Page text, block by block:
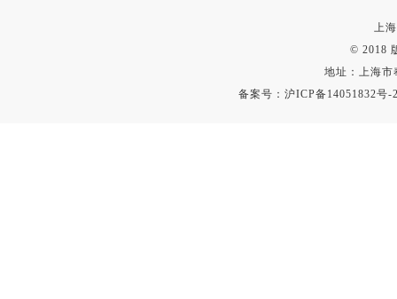
上
© 2018
地址：上海市
备案号：沪ICP备14051832号-